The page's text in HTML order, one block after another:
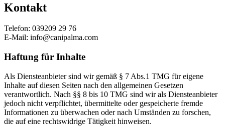
Kontakt
Telefon: 039209 29 76
E-Mail: info@canipalma.com
Haftung für Inhalte
Als Diensteanbieter sind wir gemäß § 7 Abs.1 TMG für eigene
Inhalte auf diesen Seiten nach den allgemeinen Gesetzen
verantwortlich. Nach §§ 8 bis 10 TMG sind wir als Diensteanbieter
jedoch nicht verpflichtet, übermittelte oder gespeicherte fremde
Informationen zu überwachen oder nach Umständen zu forschen,
die auf eine rechtswidrige Tätigkeit hinweisen.